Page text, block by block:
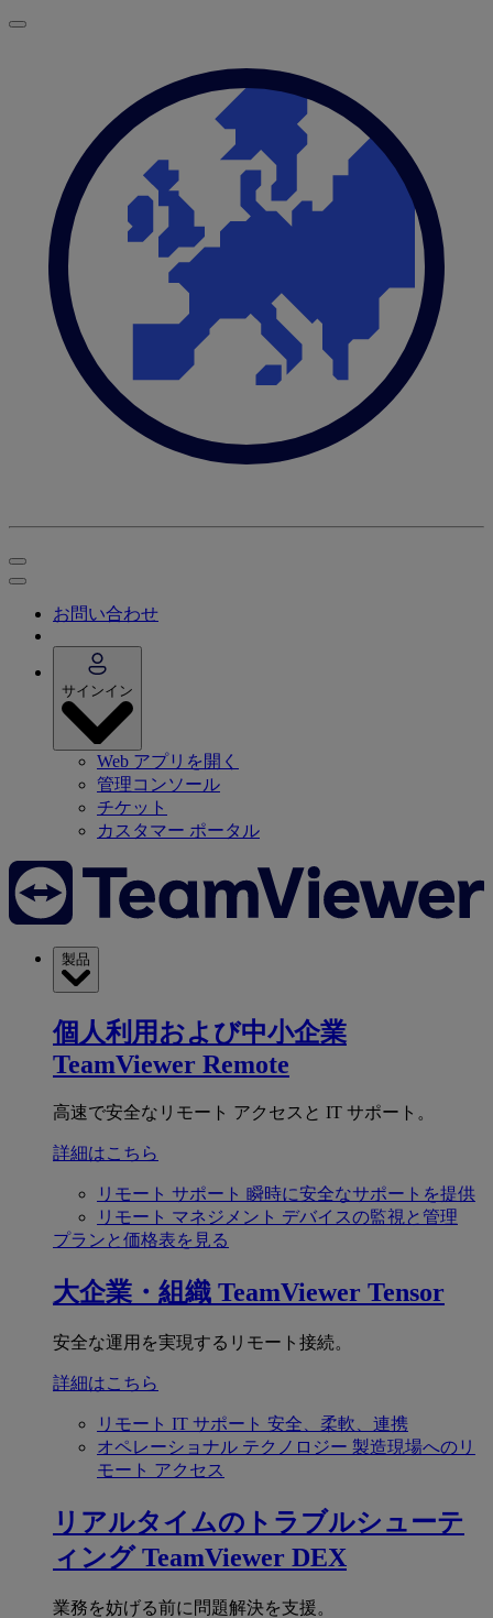
お問い合わせ
サインイン
Web アプリを開く
管理コンソール
チケット
カスタマー ポータル
製品
個人利用および中小企業
TeamViewer Remote
高速で安全なリモート アクセスと IT サポート。
詳細はこちら
リモート サポート 瞬時に安全なサポートを提供
リモート マネジメント デバイスの監視と管理
プランと価格表を見る
大企業・組織 TeamViewer Tensor
安全な運用を実現するリモート接続。
詳細はこちら
リモート IT サポート 安全、柔軟、連携
オペレーショナル テクノロジー 製造現場へのリ
モート アクセス
リアルタイムのトラブルシューテ
ィング TeamViewer DEX
業務を妨げる前に問題解決を支援。